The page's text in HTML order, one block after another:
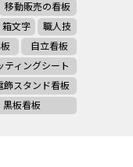
移動販売の看板
箱文字
職人技
自立看板
ティングシート
飾スタンド看板
黒板看板